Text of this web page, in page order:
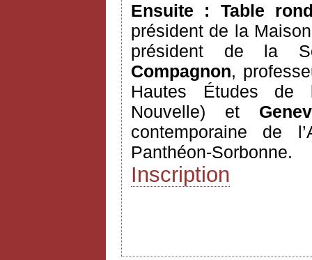
Ensuite : Table
président de la
président de la
Compagnon,
Hautes Études de
Nouvelle) et
contemporaine de
Panthéon-Sorbonne.
Inscription